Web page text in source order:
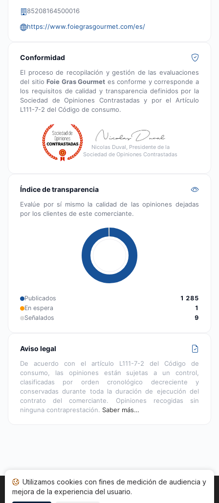
85208164500016
https://www.foiegrasgourmet.com/es/
Conformidad
El proceso de recopilación y gestión de las evaluaciones
del sitioFoie Gras Gourmet es conforme y corresponde a
los requisitos de calidad y transparencia definidos por la
Sociedad de Opiniones Contrastadas y por el Artículo
L111-7-2 del Código de consumo.
Nicolas Duval, Presidente de la
Sociedad de Opiniones Contrastadas
Índice de transparencia
Evalúe por sí mismo la calidad de las opiniones dejadas
por los clientes de este comerciante.
Publicados
1 285
En espera
1
Señalados
9
Aviso legal
De acuerdo con el artículo L111-7-2 del Código de
consumo, las opiniones están sujetas a un control,
clasificadas por orden cronológico decreciente y
conservadas durante toda la duración de ejecución del
contrato del comerciante. Opiniones recogidas sin
ninguna contraprestación. Saber más…
Inicio Estado opiniones Categorías
Utilizamos cookies con fines de medición de audiencia y
mejora de la experiencia del usuario.